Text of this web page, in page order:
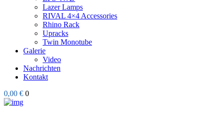
Lazer Lamps
RIVAL 4×4 Accessories
Rhino Rack
Upracks
Twin Monotube
Galerie
Video
Nachrichten
Kontakt
0,00 € 0